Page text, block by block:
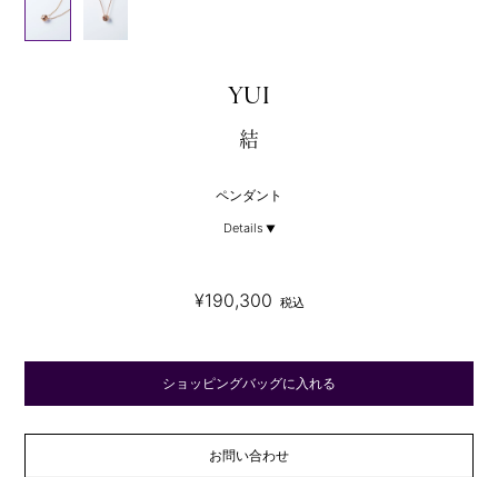
YUI
結
ペンダント
Details
¥190,300 税込
ショッピングバッグに入れる
お問い合わせ